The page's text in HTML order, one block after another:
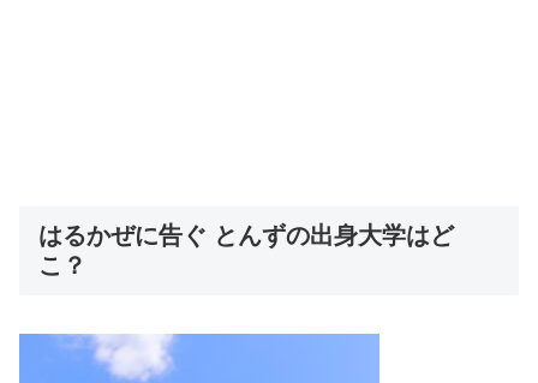
はるかぜに告ぐ とんずの出身大学はど
こ？